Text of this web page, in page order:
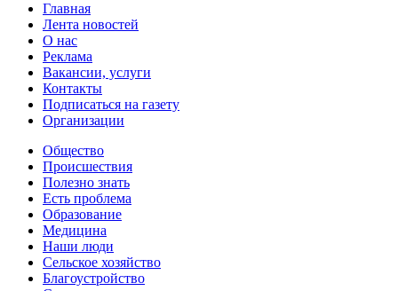
Главная
Лента новостей
О нас
Реклама
Вакансии, услуги
Контакты
Подписаться на газету
Организации
Общество
Происшествия
Полезно знать
Есть проблема
Образование
Медицина
Наши люди
Сельское хозяйство
Благоустройство